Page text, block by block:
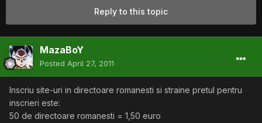
Reply to this topic
MazaBoY
Posted April 27, 2011
Inscriu site-uri in directoare romanesti si straine pretul pentru
inscrieri este:
50 de directoare romanesti = 1,50 euro